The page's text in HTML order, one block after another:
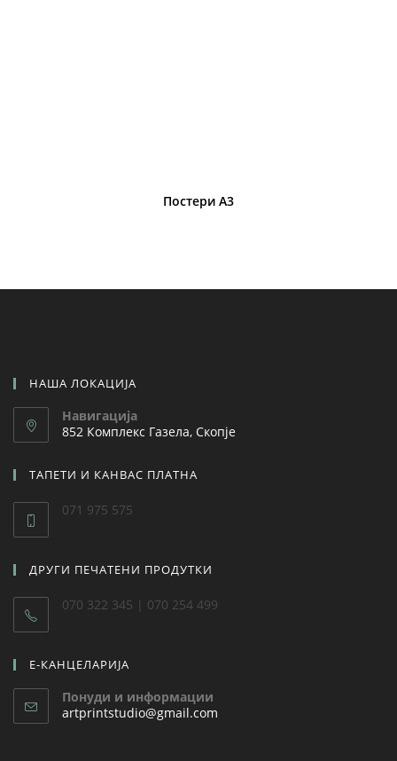
Постери A3
НАША ЛОКАЦИЈА
Навигација
852 Комплекс Газела, Скопје
ТАПЕТИ И КАНВАС ПЛАТНА
071 975 575
ДРУГИ ПЕЧАТЕНИ ПРОДУТКИ
070 322 345 | 070 254 499
Е-КАНЦЕЛАРИЈА
Понуди и информации
artprintstudio@gmail.com